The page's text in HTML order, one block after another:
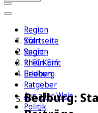
Region
Köln
Sport
1. FC Köln
Erleben
Ratgeber
Aus aller Welt
Politik
Startseite
Region
Rhein-Erft
Bedburg
Bedburg: